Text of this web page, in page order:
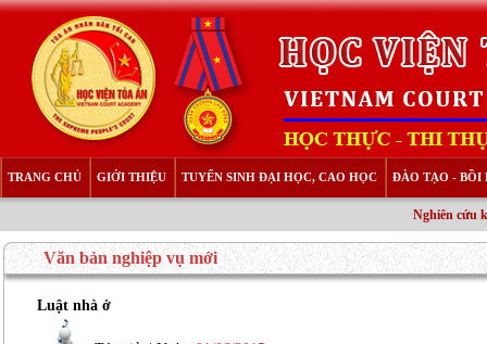
TRANG CHỦ GIỚI THIỆU TUYỂN SINH ĐẠI HỌC, CAO HỌC ĐÀO TẠO - BỒI
Nghiên cứu
Văn bản nghiệp vụ mới
Luật nhà ở